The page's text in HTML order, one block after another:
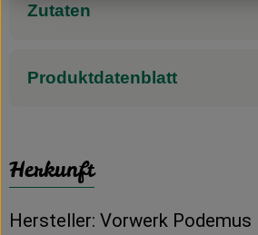
Zutaten
Produktdatenblatt
Herkunft
Hersteller: Vorwerk Podemus